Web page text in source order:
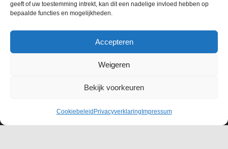
geeft of uw toestemming intrekt, kan dit een nadelige invloed hebben op
bepaalde functies en mogelijkheden.
Accepteren
Weigeren
Bekijk voorkeuren
Cookiebeleid Privacyverklaring Impressum
@ter_huurne_hollandmarkt
Inschrijven nieuwsbrief
>